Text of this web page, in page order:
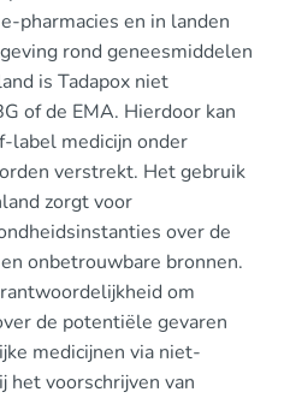
pharmacies en in landen
rond geneesmiddelen
is Tadapox niet
of de EMA. Hierdoor kan
label medicijn onder
verstrekt. Het gebruik
zorgt voor
over de
onbetrouwbare bronnen.
om
de potentiële gevaren
medicijnen via niet-
het voorschrijven van